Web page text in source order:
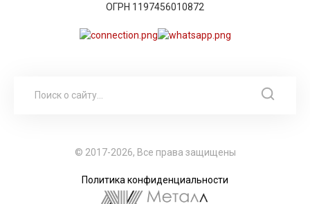
ОГРН 1197456010872
© 2017-2026, Все права защищены
Политика конфиденциальности